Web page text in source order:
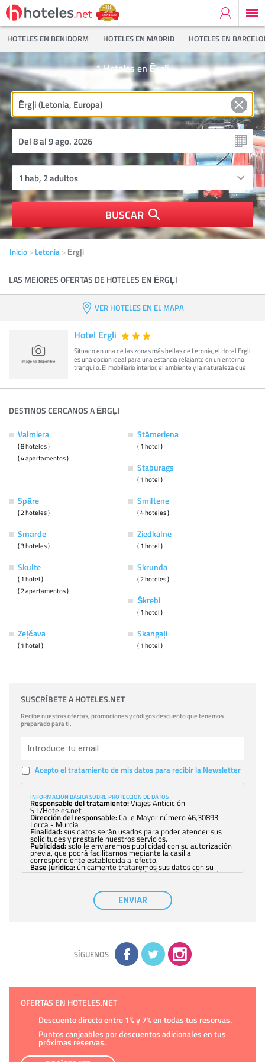
HOTELES EN BENIDORM HOTELES EN MADRID HOTELES EN
Hoteles en Ērgļi
1
BUSCAR
Inicio Letonia Ērgļi
LAS MEJORES OFERTAS DE HOTELES EN ĒRGĻI
VER HOTELES EN EL MAPA
Hotel Ergli
Situado en una de las zonas más bellas de Letonia, el Hotel Ergli
es una opción ideal para una estancia relajante en un entorno
tranquilo. El mobiliario interior, el ambiente y la naturaleza que
DESTINOS CERCANOS A ĒRGĻI
Valmiera
( 8 hoteles )
( 4 apartamentos )
Stāmeriena
( 1 hotel )
Staburags
( 1 hotel )
Spāre
( 2 hoteles )
Smiltene
( 4 hoteles )
Smārde
( 3 hoteles )
Ziedkalne
( 1 hotel )
Skulte
( 1 hotel )
( 2 apartamentos )
Skrunda
( 2 hoteles )
Škrebi
( 1 hotel )
Zeļčava
( 1 hotel )
Skangaļi
( 1 hotel )
SUSCRÍBETE A HOTELES.NET
Recibe nuestras ofertas, promociones y códigos descuento que tenemos
preparado para ti.
Acepto el tratamiento de mis datos para recibir la Newsletter
INFORMACIÓN BÁSICA SOBRE PROTECCIÓN DE DATOS
Responsable del tratamiento:Viajes Anticiclón
S.L/Hoteles.net
Dirección del responsable:Calle Mayor número 46,30893
Lorca - Murcia
Finalidad:sus datos serán usados para poder atender sus
solicitudes y prestarle nuestros servicios.
Publicidad:solo le enviaremos publicidad con su autorización
previa, que podrá facilitarnos mediante la casilla
correspondiente establecida al efecto.
Base Jurídica:únicamente trataremos sus datos con su
consentimiento previo, que podrá facilitarnos mediante la
con carácter general, sólo el personal de
nuestra entidad que esté debidamente autorizado podrá
tener conocimiento de la información que le pedimos. No se
comunicarán datos a terceros.
adicional y detallada sobre cómo tratamos sus datos en la
política de privacidad
ENVIAR
SÍGUENOS
OFERTAS EN HOTELES.NET
Descuento directo entre 1% y 7% en todas tus reservas.
Puntos canjeables por descuentos adicionales en tus
próximas reservas.